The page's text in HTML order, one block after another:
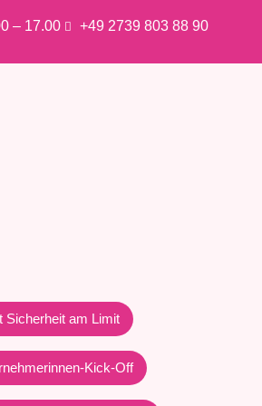
– 17.00 +49 2739 803 88 90
Sicherheit am Limit
Kick-Off